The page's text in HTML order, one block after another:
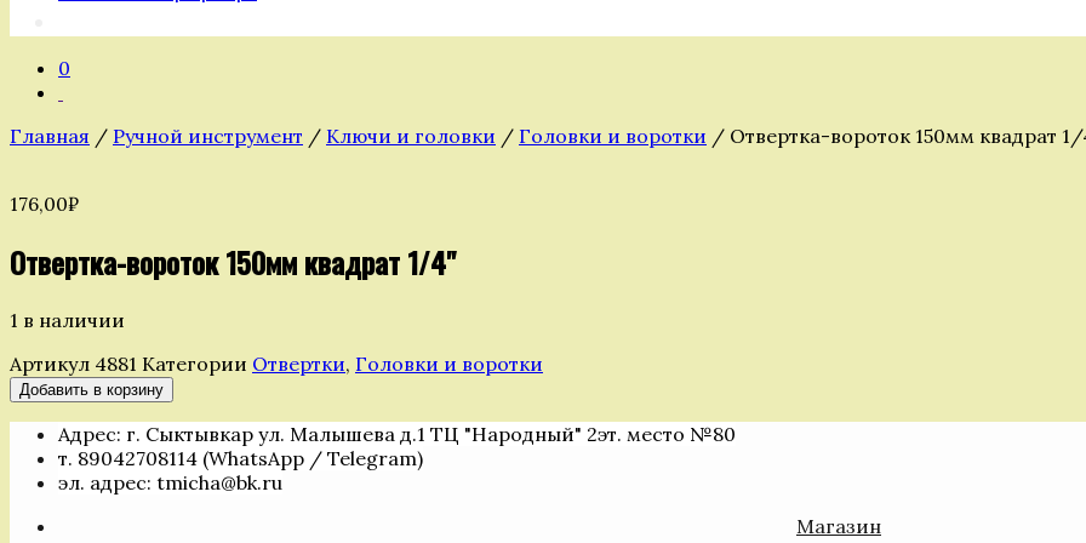
0
Главная / Ручной инструмент / Ключи и головки / Головки и воротки / Отвертка-вороток 150мм квадрат 1/
176,00₽
Отвертка-вороток 150мм квадрат 1/4"
1 в наличии
Артикул 4881 Категории Отвертки, Головки и воротки
Количество
товара
Отвертка-
вороток
150мм
1/4"
Добавить в корзину
Адрес: г. Сыктывкар ул. Малышева д.1 ТЦ "Народный" 2эт. место №80
т. 89042708114 (WhatsApp / Telegram)
эл. адрес: tmicha@bk.ru
Магазин